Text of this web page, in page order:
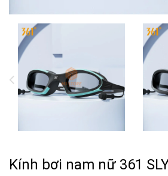
Kính bơi nam nữ 361